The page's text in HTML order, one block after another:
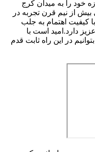
را به میدان کرج
بیش از نیم قرن تجربه در
کیفیت اهتمام به جلب
دارد.امید است با
در این راه ثابت قدم